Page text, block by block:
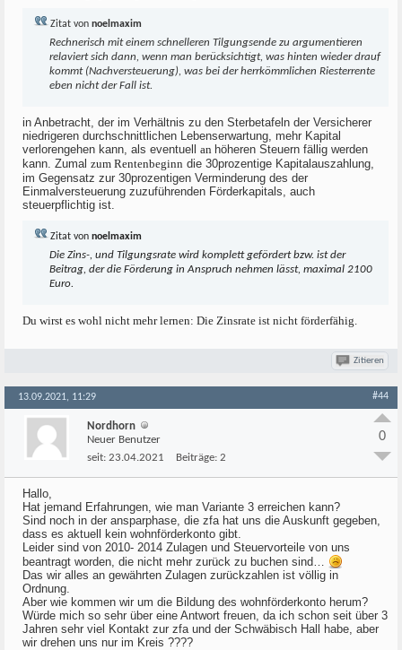
Zitat von noelmaxim
Rechnerisch mit einem schnelleren Tilgungsende zu argumentieren
relaviert sich dann, wenn man berücksichtigt, was hinten wieder drauf
kommt (Nachversteuerung), was bei der herrkömmlichen Riesterrente
eben nicht der Fall ist.
in Anbetracht, der im Verhältnis zu den Sterbetafeln der Versicherer
niedrigeren durchschnittlichen Lebenserwartung, mehr Kapital
verlorengehen kann, als eventuell an höheren Steuern fällig werden
kann. Zumal zum Rentenbeginn die 30prozentige Kapitalauszahlung,
im Gegensatz zur 30prozentigen Verminderung des der
Einmalversteuerung zuzuführenden Förderkapitals, auch
steuerpflichtig ist.
Zitat von noelmaxim
Die Zins-, und Tilgungsrate wird komplett gefördert bzw. ist der
Beitrag, der die Förderung in Anspruch nehmen lässt, maximal 2100
Euro.
Du wirst es wohl nicht mehr lernen: Die Zinsrate ist nicht förderfähig.
Zitieren
13.09.2021, 11:29 #44
Nordhorn
Neuer Benutzer
seit: 23.04.2021 Beiträge: 2
0
Hallo,
Hat jemand Erfahrungen, wie man Variante 3 erreichen kann?
Sind noch in der ansparphase, die zfa hat uns die Auskunft gegeben,
dass es aktuell kein wohnförderkonto gibt.
Leider sind von 2010- 2014 Zulagen und Steuervorteile von uns
beantragt worden, die nicht mehr zurück zu buchen sind…
Das wir alles an gewährten Zulagen zurückzahlen ist völlig in
Ordnung.
Aber wie kommen wir um die Bildung des wohnförderkonto herum?
Würde mich so sehr über eine Antwort freuen, da ich schon seit über 3
Jahren sehr viel Kontakt zur zfa und der Schwäbisch Hall habe, aber
wir drehen uns nur im Kreis ????